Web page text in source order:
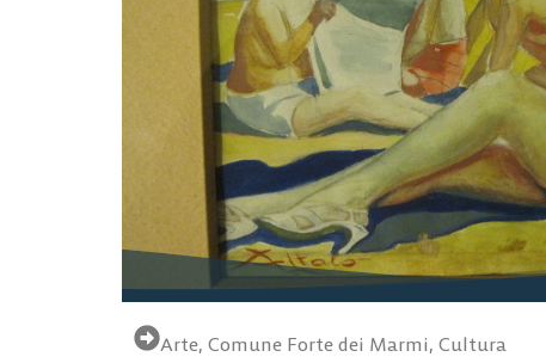
Arte, Comune Forte dei Marmi, Cultura